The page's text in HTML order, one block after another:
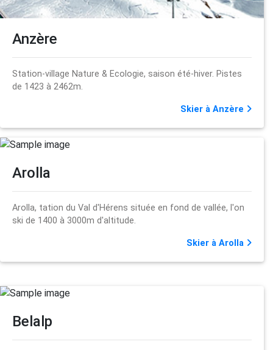
Anzère
Station-village Nature & Ecologie, saison été-hiver. Pistes
de 1423 à 2462m.
Skier à Anzère
Arolla
Arolla, tation du Val d'Hérens située en fond de vallée, l'on
ski de 1400 à 3000m d'altitude.
Skier à Arolla
Belalp